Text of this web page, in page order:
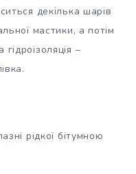
декілька шарів
мастики, а потім
–
рідкої бітумною